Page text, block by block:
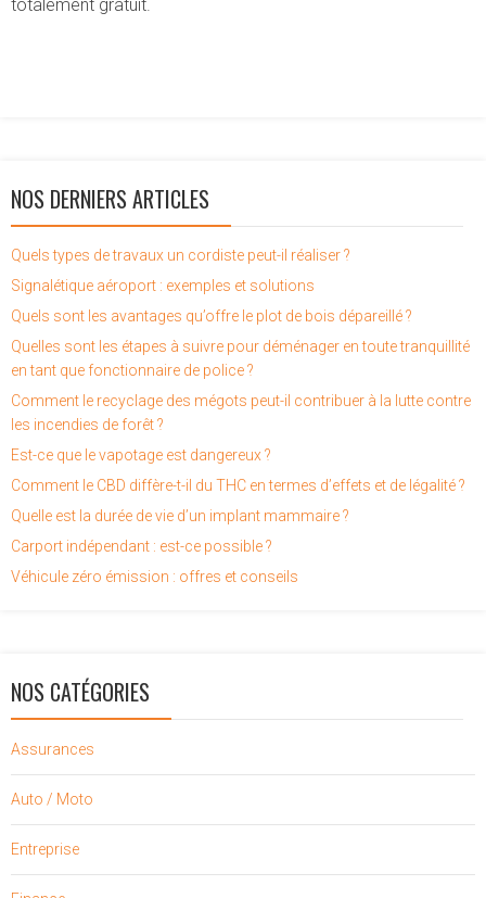
totalement gratuit.
NOS DERNIERS ARTICLES
Quels types de travaux un cordiste peut-il réaliser ?
Signalétique aéroport : exemples et solutions
Quels sont les avantages qu’offre le plot de bois dépareillé ?
Quelles sont les étapes à suivre pour déménager en toute tranquillité
en tant que fonctionnaire de police ?
Comment le recyclage des mégots peut-il contribuer à la lutte contre
les incendies de forêt ?
Est-ce que le vapotage est dangereux ?
Comment le CBD diffère-t-il du THC en termes d’effets et de légalité ?
Quelle est la durée de vie d’un implant mammaire ?
Carport indépendant : est-ce possible ?
Véhicule zéro émission : offres et conseils
NOS CATÉGORIES
Assurances
Auto / Moto
Entreprise